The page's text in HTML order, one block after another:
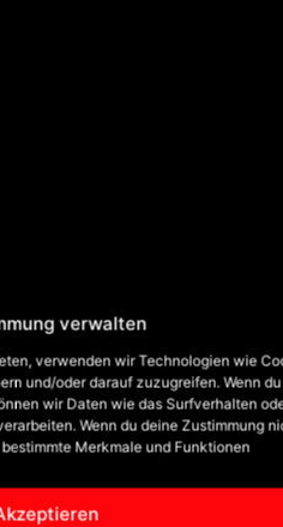
verwalten
verwenden wir Technologien wie
und/oder darauf zuzugreifen. Wenn du
wir Daten wie das Surfverhalten
Wenn du deine Zustimmung
Merkmale und Funktionen